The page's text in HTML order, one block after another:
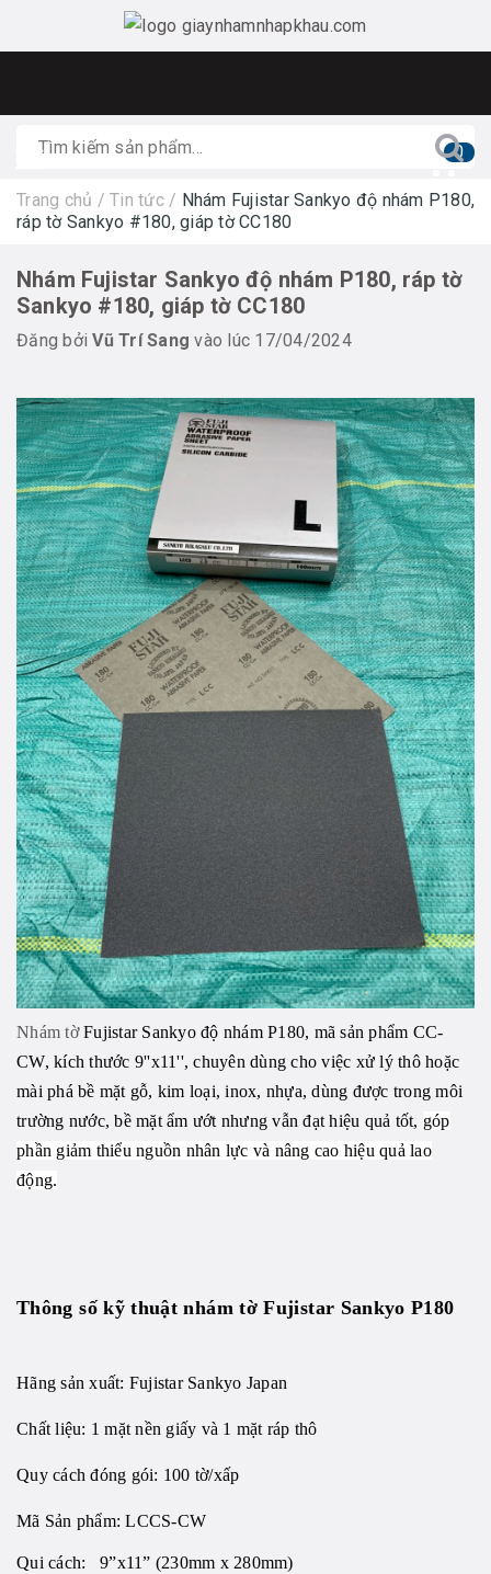
0
Trang chủ / Tin tức / Nhám Fujistar Sankyo độ nhám P180,
ráp tờ Sankyo #180, giáp tờ CC180
Nhám Fujistar Sankyo độ nhám P180, ráp tờ
Sankyo #180, giáp tờ CC180
Đăng bởiVũ Trí Sang vào lúc 17/04/2024
Nhám tờ Fujistar Sankyo độ nhám P180, mã sản phẩm CC-
CW, kích thước 9''x11'', chuyên dùng cho việc xử lý thô hoặc
mài phá bề mặt gỗ, kim loại, inox, nhựa, dùng được trong môi
trường nước, bề mặt ẩm ướt nhưng vẫn đạt hiệu quả tốt, góp
phần giảm thiểu nguồn nhân lực và nâng cao hiệu quả lao
động.
Thông số kỹ thuật nhám tờ Fujistar Sankyo P180
Hãng sản xuất: Fujistar Sankyo Japan
Chất liệu: 1 mặt nền giấy và 1 mặt ráp thô
Quy cách đóng gói: 100 tờ/xấp
Mã Sản phẩm:LCCS-CW
Qui cách: 9”x11” (230mm x 280mm)